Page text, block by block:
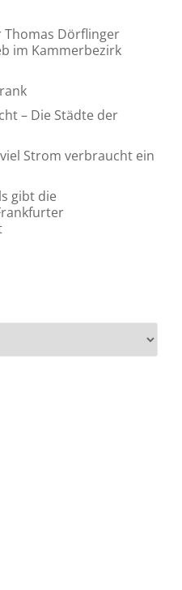
Dörflinger
im Kammerbezirk
– Die Städte der
Strom verbraucht ein
gibt die